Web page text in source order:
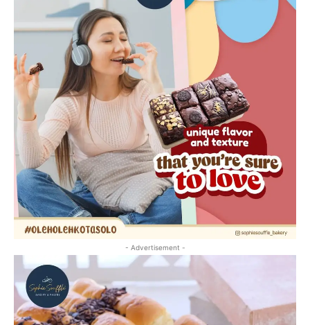
- Advertisement -